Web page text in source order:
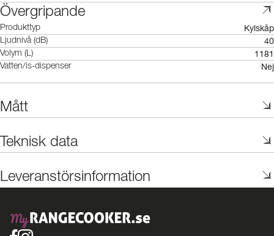
Övergripande
Produkttyp Kylskåp
Ljudnivå (dB) 40
Volym (L) 1181
Vatten/is-dispenser Nej
Mått
Teknisk data
Leveranstörsinformation